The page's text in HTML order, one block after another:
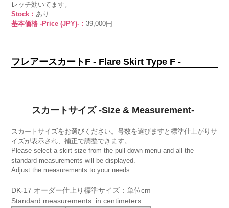
レッチ効いてます。
Stock：あり
基本価格 -Price (JPY)-：39,000円
フレアースカートF - Flare Skirt Type F -
スカートサイズ -Size & Measurement-
スカートサイズをお選びください。号数を選びますと標準仕上がりサ
イズが表示され、補正で調整できます。
Please select a skirt size from the pull-down menu and all the
standard measurements will be displayed.
Adjust the measurements to your needs.
DK-17 オーダー仕上り標準サイズ：単位cm
Standard measurements: in centimeters